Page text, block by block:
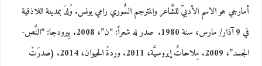
أمارجي هو الاسم الأدبيّ للشَّاعر والمترجم السُّوري رامي يونس. وُلدَ بمدينة اللاذقية
في 9 آذار/ مارس، سنة 1980. صدر له شعراً:
“ن”، 2008.
بِيرودجا: “النَّص-
الجسد”، 2009. مِلاحاتٌ إيروسيَّة، 2011. وردةُ الحيوان
، 2014. (صدرَتْ